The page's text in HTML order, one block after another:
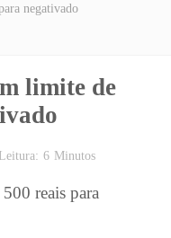
negativado
limite de
6 Minutos
reais para